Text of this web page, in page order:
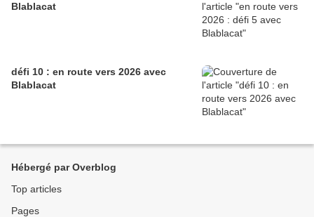
Blablacat
défi 10 : en route vers 2026 avec
Blablacat
Hébergé par Overblog
Top articles
Pages